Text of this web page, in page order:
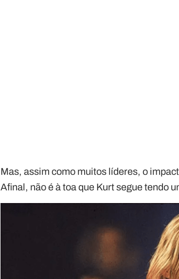
Mas, assim como muitos líderes, o
Afinal, não é à toa que Kurt segue tendo